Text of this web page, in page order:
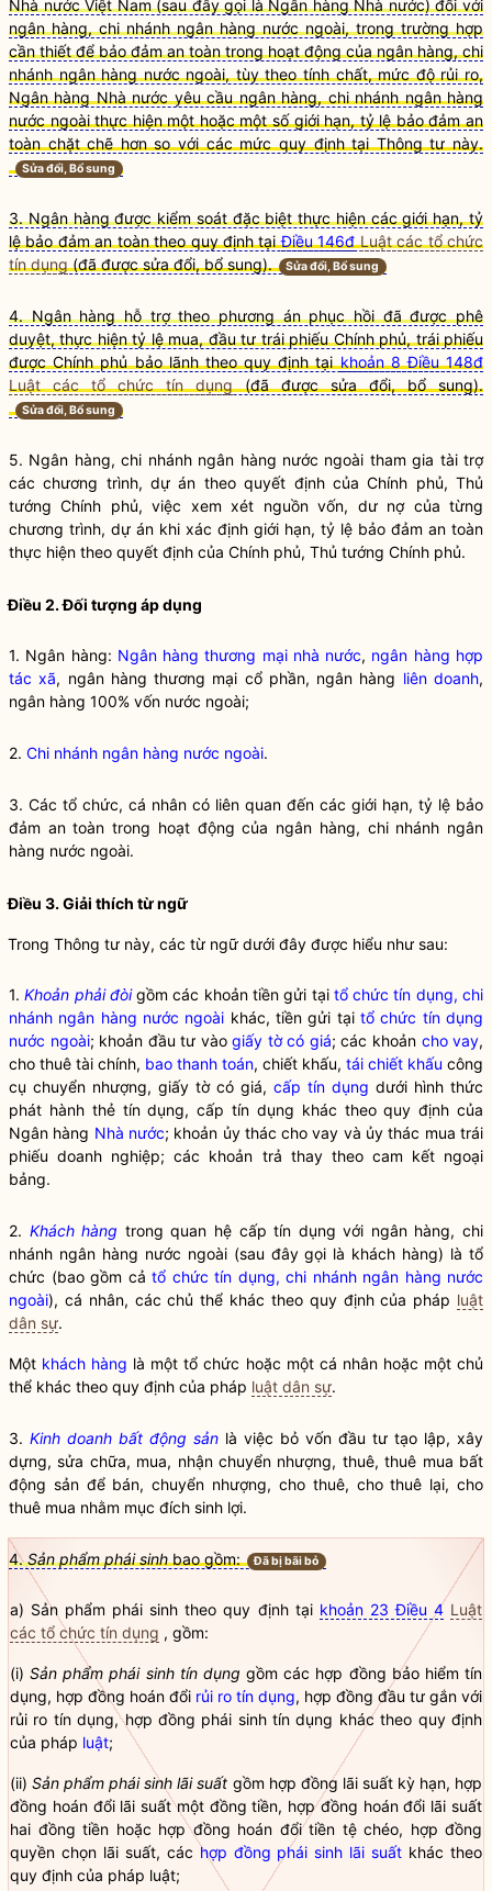
Nhà nước Việt Nam (sau đây gọi là Ngân hàng Nhà nước) đối với
ngân hàng, chi nhánh ngân hàng nước ngoài, trong trường hợp
cần thiết để bảo đảm an toàn trong hoạt động của ngân hàng, chi
nhánh ngân hàng nước ngoài, tùy theo tính chất, mức độ rủi ro,
Ngân hàng Nhà nước yêu cầu ngân hàng, chi nhánh ngân hàng
nước ngoài thực hiện một hoặc một số giới hạn, tỷ lệ bảo đảm an
toàn chặt chẽ hơn so với các mức quy định tại Thông tư này.
Sửa đổi, Bổ sung
3. Ngân hàng được kiểm soát đặc biệt thực hiện các giới hạn, tỷ
lệ bảo đảm an toàn theo quy định tạiĐiều 146đ Luật các tổ chức
tín dụng(đã được sửa đổi, bổ sung). Sửa đổi, Bổ sung
4. Ngân hàng hỗ trợ theo phương án phục hồi đã được phê
duyệt, thực hiện tỷ lệ mua, đầu tư trái phiếu Chính phủ, trái phiếu
được Chính phủ bảo lãnh theo quy định tạikhoản 8 Điều 148đ
Luật các tổ chức tín dụng(đã được sửa đổi, bổ sung).
Sửa đổi, Bổ sung
5. Ngân hàng,chi nhánh ngân hàng nước ngoài tham gia tài trợ
các chương trình, dự án theo quyết định của Chính phủ, Thủ
tướng Chính phủ, việc xem xét nguồn vốn, dư nợ của từng
chương trình, dự án khi xác định giới hạn, tỷ lệ bảo đảm an toàn
thực hiện theo quyết định của Chính phủ, Thủ tướng Chính phủ.
Điều 2. Đối tượng áp dụng
1. Ngân hàng: Ngân hàng thương mại nhà nước, ngân hàng hợp
tác xã, ngân hàng thương mại cổ phần, ngân hàng liên doanh,
ngân hàng 100% vốn nước ngoài;
2. Chi nhánh ngân hàng nước ngoài.
3. Các tổ chức, cá nhân có liên quan đến các giới hạn, tỷ lệ bảo
đảm an toàn trong hoạt động của ngân hàng, chi nhánh ngân
hàng nước ngoài.
Điều 3. Giải thích từ ngữ
Trong Thông tư này, các từ ngữ dưới đây được hiểu như sau:
1.Khoản phải đòigồm các khoản tiền gửi tại tổ chức tín dụng, chi
nhánh ngân hàng nước ngoài khác, tiền gửi tạitổ chức tín dụng
nước ngoài; khoản đầu tư vàogiấy tờ có giá; các khoản cho vay,
cho thuê tài chính, bao thanh toán, chiết khấu, tái chiết khấu công
cụ chuyển nhượng, giấy tờ có giá, cấp tín dụng dưới hình thức
phát hành thẻ tín dụng,cấp tín dụng khác theo quy định của
Ngân hàng Nhà nước; khoản ủy tháccho vay và ủy thác mua trái
phiếu doanh nghiệp; các khoản trả thay theo cam kết ngoại
bảng.
2. Khách hàng trong quan hệ cấp tín dụng với ngân hàng, chi
nhánh ngân hàng nước ngoài (sau đây gọi là khách hàng) là tổ
chức (bao gồm cả tổ chức tín dụng, chi nhánh ngân hàng nước
ngoài), cá nhân, các chủ thể khác theo quy định của pháp luật
dân sự.
Một khách hàng là một tổ chức hoặc một cá nhân hoặc một chủ
thể khác theo quy định của pháp luật dân sự.
3. Kinh doanh bất động sản là việc bỏ vốn đầu tư tạo lập, xây
dựng, sửa chữa, mua, nhận chuyển nhượng, thuê, thuê mua bất
động sản để bán, chuyển nhượng, cho thuê, cho thuê lại, cho
thuê mua nhằm mục đích sinh lợi.
4.Sản phẩm phái sinhbao gồm: Đã bị bãi bỏ
a) Sản phẩm phái sinh theo quy định tại khoản 23 Điều 4 Luật
các tổ chức tín dụng , gồm:
(i)Sản phẩm phái sinh tín dụng gồm các hợp đồng bảo hiểm tín
dụng, hợp đồng hoán đổi rủi ro tín dụng, hợp đồng đầu tư gắn với
rủi ro tín dụng, hợp đồng phái sinh tín dụng khác theo quy định
của pháp luật;
(ii)Sản phẩm phái sinh lãi suất gồm hợp đồng lãi suất kỳ hạn, hợp
đồng hoán đổi lãi suất một đồng tiền, hợp đồng hoán đổi lãi suất
hai đồng tiền hoặc hợp đồng hoán đổi tiền tệ chéo, hợp đồng
quyền chọn lãi suất, các hợp đồng phái sinh lãi suất khác theo
quy định của pháp luật;